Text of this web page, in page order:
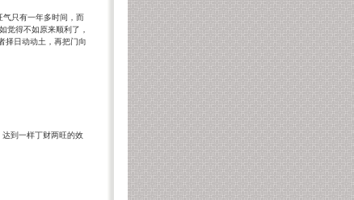
只有一年多时间，而
觉得不如原来顺利了，
择日动动土，再把门向
到一样丁财两旺的效